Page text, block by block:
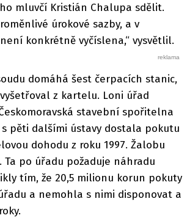
mluvčí Kristián Chalupa sdělit.
úrokové sazby, a v
konkrétně vyčíslena,“ vysvětlil.
domáhá šest čerpacích stanic,
z kartelu. Loni úřad
stavební spořitelna
s pěti dalšími ústavy dostala pokutu
dohodu z roku 1997. Žalobu
Ta po úřadu požaduje náhradu
tím, že 20,5 milionu korun pokuty
a nemohla s nimi disponovat a